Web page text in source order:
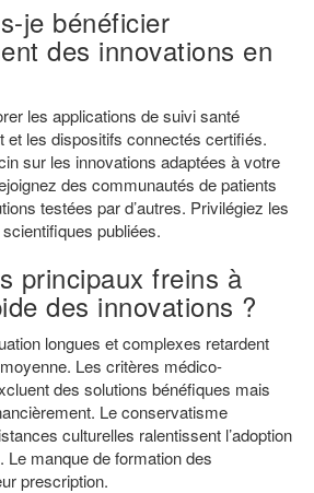
je bénéficier
des innovations en
les applications de suivi santé
et les dispositifs connectés certifiés.
sur les innovations adaptées à votre
des communautés de patients
testées par d’autres. Privilégiez les
publiées.
principaux freins à
des innovations ?
longues et complexes retardent
Les critères médico-
des solutions bénéfiques mais
Le conservatisme
culturelles ralentissent l’adoption
Le manque de formation des
prescription.